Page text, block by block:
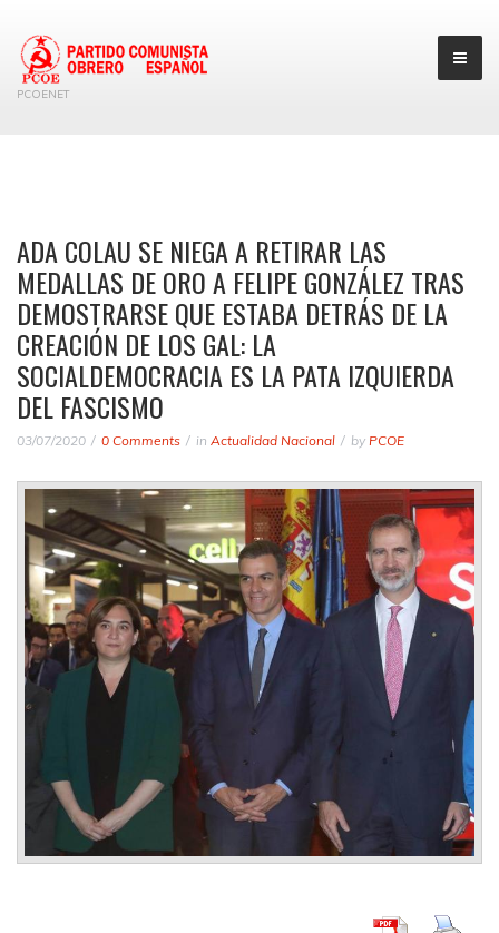
PCOENET
ADA COLAU SE NIEGA A RETIRAR LAS
MEDALLAS DE ORO A FELIPE GONZÁLEZ TRAS
DEMOSTRARSE QUE ESTABA DETRÁS DE LA
CREACIÓN DE LOS GAL: LA
SOCIALDEMOCRACIA ES LA PATA IZQUIERDA
DEL FASCISMO
03/07/2020 0 Comments in Actualidad Nacional by PCOE